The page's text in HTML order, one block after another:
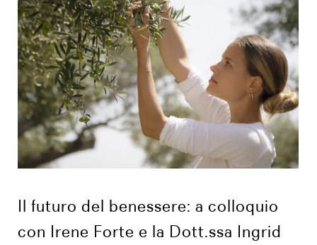
Il futuro del benessere: a colloquio
con Irene Forte e la Dott.ssa Ingrid